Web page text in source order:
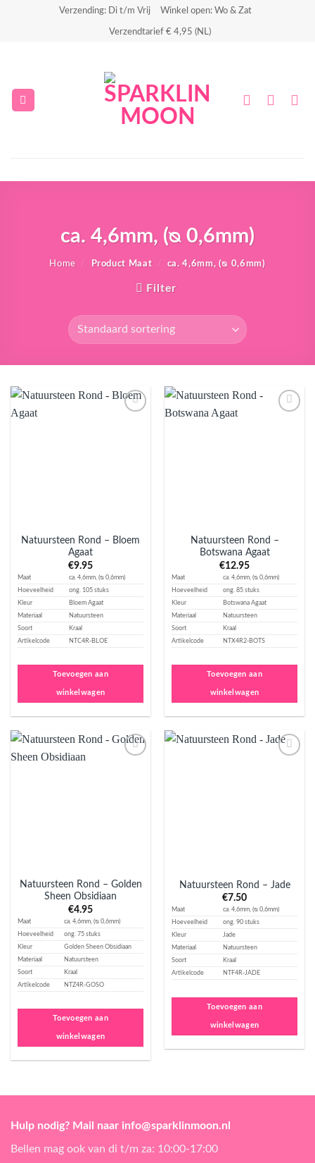
Verzending: Di t/m Vrij Winkel open: Wo & Zat
Verzendtarief € 4,95 (NL)
ca. 4,6mm, (ᴓ 0,6mm)
Home / Product Maat / ca. 4,6mm, (ᴓ 0,6mm)
Filter
Natuursteen Rond – Bloem
Agaat
€9.95
Maat
ca. 4,6mm, (ᴓ 0,6mm)
Hoeveelheid
ong. 105 stuks
Kleur
Bloem Agaat
Materiaal
Natuursteen
Soort
Kraal
Artikelcode
NTC4R-BLOE
Toevoegen aan
winkelwagen
Natuursteen Rond –
Botswana Agaat
€12.95
Maat
ca. 4,6mm, (ᴓ 0,6mm)
Hoeveelheid
ong. 85 stuks
Kleur
Botswana Agaat
Materiaal
Natuursteen
Soort
Kraal
Artikelcode
NTX4R2-BOTS
Toevoegen aan
winkelwagen
Natuursteen Rond – Golden
Sheen Obsidiaan
€4.95
Maat
ca. 4,6mm, (ᴓ 0,6mm)
Hoeveelheid
ong. 75 stuks
Kleur
Golden Sheen Obsidiaan
Materiaal
Natuursteen
Soort
Kraal
Artikelcode
NTZ4R-GOSO
Toevoegen aan
winkelwagen
Natuursteen Rond – Jade
€7.50
Maat
ca. 4,6mm, (ᴓ 0,6mm)
Hoeveelheid
ong. 90 stuks
Kleur
Jade
Materiaal
Natuursteen
Soort
Kraal
Artikelcode
NTF4R-JADE
Toevoegen aan
winkelwagen
Hulp nodig? Mail naar info@sparklinmoon.nl
Bellen mag ook van di t/m za: 10:00-17:00